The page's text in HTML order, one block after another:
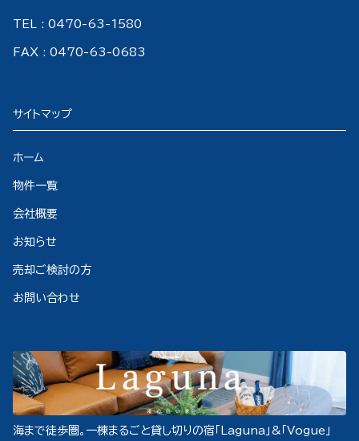
TEL : 0470-63-1580
FAX : 0470-63-0683
サイトマップ
ホーム
物件一覧
会社概要
お知らせ
売却ご検討の方
お問い合わせ
海まで徒歩圏。一棟まるごと貸し切りの宿「Laguna」&「Vogue」